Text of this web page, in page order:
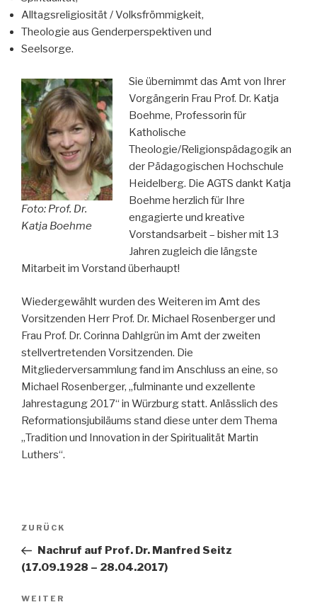
Alltagsreligiosität / Volksfrömmigkeit,
Theologie aus Genderperspektiven und
Seelsorge.
Foto: Prof. Dr.
Katja Boehme
Sie übernimmt das Amt von Ihrer
Vorgängerin Frau Prof. Dr. Katja
Boehme, Professorin für
Katholische
Theologie/Religionspädagogik an
der Pädagogischen Hochschule
Heidelberg. Die AGTS dankt Katja
Boehme herzlich für Ihre
engagierte und kreative
Vorstandsarbeit – bisher mit 13
Jahren zugleich die längste
Mitarbeit im Vorstand überhaupt!
Wiedergewählt wurden des Weiteren im Amt des
Vorsitzenden Herr Prof. Dr. Michael Rosenberger und
Frau Prof. Dr. Corinna Dahlgrün im Amt der zweiten
stellvertretenden Vorsitzenden. Die
Mitgliederversammlung fand im Anschluss an eine, so
Michael Rosenberger, „fulminante und exzellente
Jahrestagung 2017“ in Würzburg statt. Anlässlich des
Reformationsjubiläums stand diese unter dem Thema
„Tradition und Innovation in der Spiritualität Martin
Luthers“.
Beitragsnavigation
Vorheriger
Beitrag
ZURÜCK
Nachruf auf Prof. Dr. Manfred Seitz
(17.09.1928 – 28.04.2017)
Nächster
WEITER